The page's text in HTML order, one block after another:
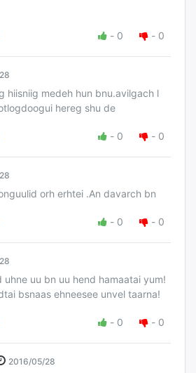
- 0 - 0
hiisniig medeh hun bnu.avilgach l
hereg shu de
- 0 - 0
orh erhtei .An davarch bn
- 0 - 0
uhne uu bn uu hend hamaatai yum!
bsnaas ehneesee unvel taarna!
- 0 - 0
2016/05/28